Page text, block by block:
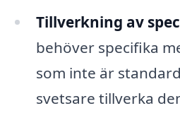
Tillverkning av
behöver specifika
som inte är
svetsare tillverka